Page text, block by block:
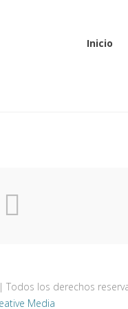
Inicio
| Todos los derechos
Media